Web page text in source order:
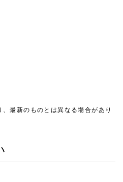
最新のものとは異なる場合があり